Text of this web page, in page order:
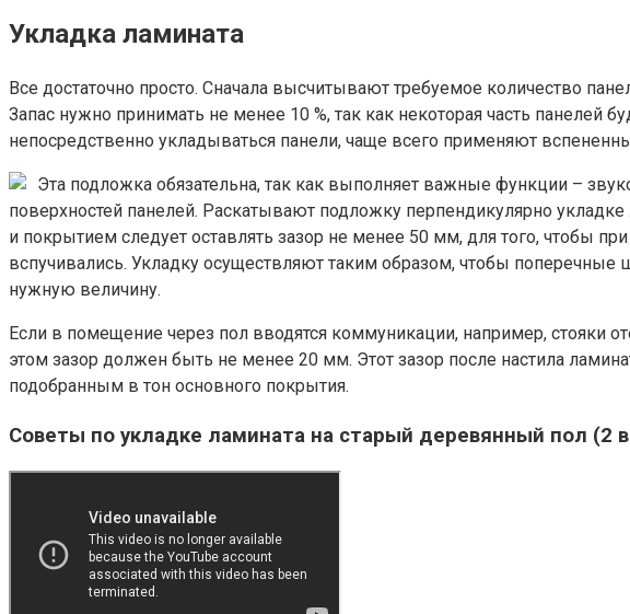
Укладка ламината
Все достаточно просто. Сначала высчитывают требуемое количество
Запас нужно принимать не менее 10 %, так как некоторая часть панелей
непосредственно укладываться панели, чаще всего применяют
Эта подложка обязательна, так как выполняет важные функции –
поверхностей панелей. Раскатывают подложку перпендикулярно
и покрытием следует оставлять зазор не менее 50 мм, для того, чтобы
вспучивались. Укладку осуществляют таким образом, чтобы
нужную величину.
Если в помещение через пол вводятся коммуникации, например, стояки
этом зазор должен быть не менее 20 мм. Этот зазор после настила
подобранным в тон основного покрытия.
Советы по укладке ламината на старый деревянный пол (2